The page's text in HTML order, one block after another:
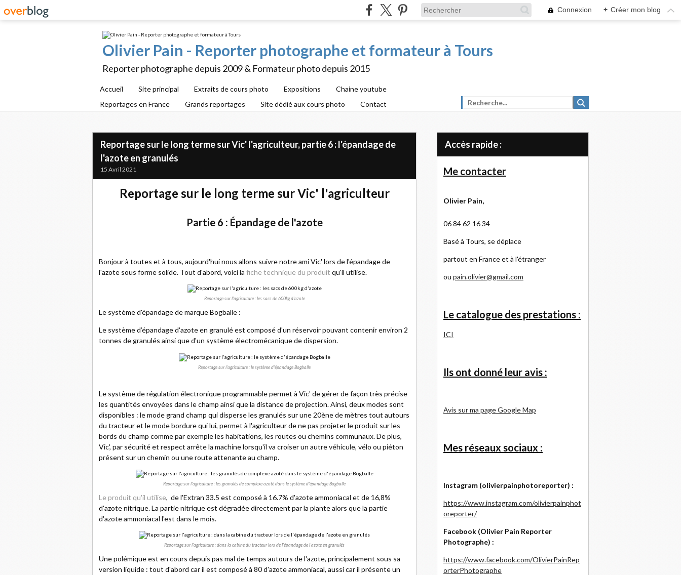
Connexion + Créer mon blog
Olivier Pain - Reporter photographe et formateur à Tours
Reporter photographe depuis 2009 & Formateur photo depuis 2015
Accueil Site principal Extraits de cours photo Expositions
Chaine youtube
Reportages en France
Grands reportages Site dédié aux cours photo Contact
Reportage sur le long terme sur Vic' l'agriculteur, partie 6 : l'épandage de
l'azote en granulés
15 Avril 2021
Reportage sur le long terme sur Vic' l'agriculteur
Partie 6 : Épandage de l'azote
Bonjour à toutes et à tous, aujourd'hui nous allons suivre notre ami Vic' lors de l'épandage de
l'azote sous forme solide. Tout d'abord, voici la fiche technique du produit qu'il utilise.
Reportage sur l'agriculture : les sacs de 600kg d'azote
Le système d'épandage de marque Bogballe :
Le système d’épandage d'azote en granulé est composé d'un réservoir pouvant contenir environ 2
tonnes de granulés ainsi que d'un système électromécanique de dispersion.
Reportage sur l'agriculture : le système d'épandage Bogballe
Le système de régulation électronique programmable permet à Vic' de gérer de façon très précise
les quantités envoyées dans le champ ainsi que la distance de projection. Ainsi, deux modes sont
disponibles : le mode grand champ qui disperse les granulés sur une 20ène de mètres tout autours
du tracteur et le mode bordure qui lui, permet à l'agriculteur de ne pas projeter le produit sur les
bords du champ comme par exemple les habitations, les routes ou chemins communaux. De plus,
Vic', par sécurité et respect arrête la machine lorsqu'il va croiser un autre véhicule, vélo ou piéton
présent sur un chemin ou une route attenante au champ.
Reportage sur l'agriculture : les granulés de complexe azoté dans le système d'épandage Bogballe
Le produit qu'il utilise, de l'Extran 33.5 est composé à 16.7% d'azote ammoniacal et de 16,8%
d'azote nitrique. La partie nitrique est dégradée directement par la plante alors que la partie
d'azote ammoniacal l'est dans le mois.
Reportage sur l'agriculture : dans la cabine du tracteur lors de l'épandage de l'azote en granulés
Une polémique est en cours depuis pas mal de temps autours de l'azote, principalement sous sa
version liquide : tout d'abord car il est composé à 80 d'azote ammoniacal, aussi car il présente un
Accès rapide :
Me contacter
Olivier Pain,
06 84 62 16 34
Basé à Tours, se déplace
partout en France et à l'étranger
ou pain.olivier@gmail.com
Le catalogue des prestations :
ICI
Ils ont donné leur avis :
Avis sur ma page Google Map
Mes réseaux sociaux :
Instagram (olivierpainphotoreporter) :
https://www.instagram.com/olivierpainphot
oreporter/
Facebook (Olivier Pain Reporter
Photographe) :
https://www.facebook.com/OlivierPainRep
orterPhotographe